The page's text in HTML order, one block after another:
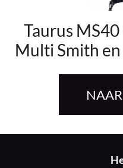
Taurus
Multi Smith